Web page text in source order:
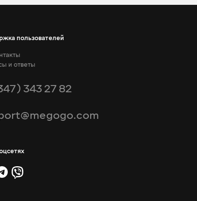
пользователей
и ответы
343 27 82